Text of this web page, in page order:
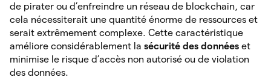
de pirater ou d’enfreindre un réseau de blockchain, car
cela nécessiterait une quantité énorme de ressources et
serait extrêmement complexe. Cette caractéristique
améliore considérablement la sécurité des données et
minimise le risque d’accès non autorisé ou de violation
des données.